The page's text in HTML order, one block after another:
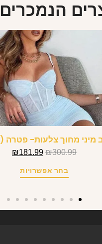
מחוך צלעות- פטרה
₪300.99
₪181.99
בחר אפשרויות